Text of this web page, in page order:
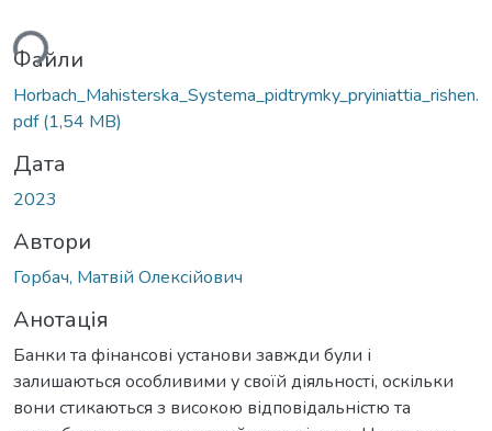
Файли
Horbach_Mahisterska_Systema_pidtrymky_pryiniattia_rishen.
pdf(1,54 MB)
Дата
2023
Автори
Горбач, Матвій Олексійович
Анотація
Банки та фінансові установи завжди були і
залишаються особливими у своїй діяльності, оскільки
вони стикаються з високою відповідальністю та